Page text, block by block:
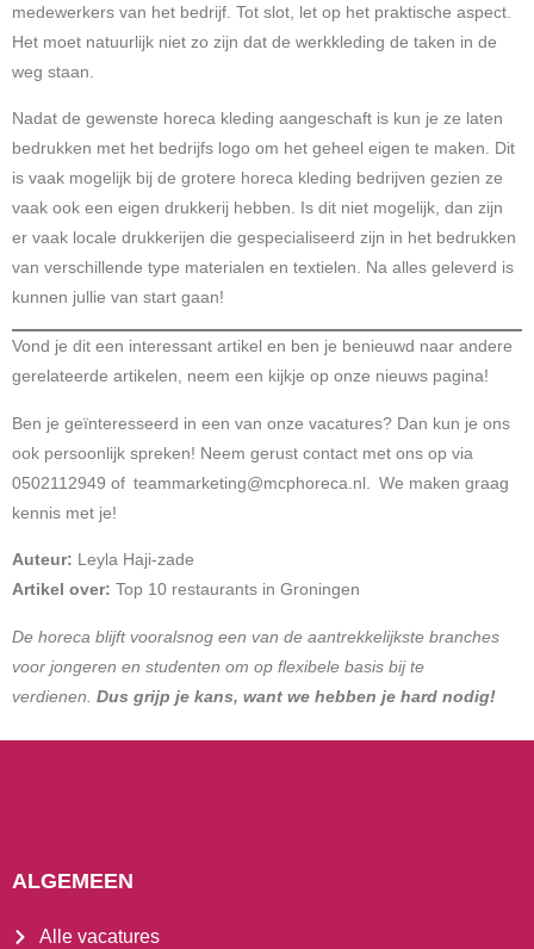
medewerkers van het bedrijf. Tot slot, let op het praktische aspect.
Het moet natuurlijk niet zo zijn dat de werkkleding de taken in de
weg staan.
Nadat de gewenste horeca kleding aangeschaft is kun je ze laten
bedrukken met het bedrijfs logo om het geheel eigen te maken. Dit
is vaak mogelijk bij de grotere horeca kleding bedrijven gezien ze
vaak ook een eigen drukkerij hebben. Is dit niet mogelijk, dan zijn
er vaak locale drukkerijen die gespecialiseerd zijn in het bedrukken
van verschillende type materialen en textielen. Na alles geleverd is
kunnen jullie van start gaan!
Vond je dit een interessant artikel en ben je benieuwd naar andere
gerelateerde artikelen, neem een kijkje op onze nieuws pagina!
Ben je geïnteresseerd in een van onze vacatures? Dan kun je ons
ook persoonlijk spreken! Neem gerust contact met ons op via
0502112949 of teammarketing@mcphoreca.nl . We maken graag
kennis met je!
Auteur: Leyla Haji-zade
Artikel over: Top 10 restaurants in Groningen
De horeca blijft vooralsnog een van de aantrekkelijkste branches
voor jongeren en studenten om op flexibele basis bij te
verdienen. Dus grijp je kans, want we hebben je hard nodig!
ALGEMEEN
Alle vacatures